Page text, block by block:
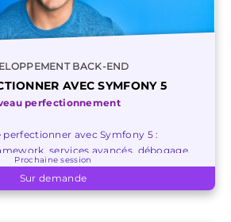
BACK-END
AVEC SYMFONY 5
perfectionnement
avec Symfony 5 :
services avancés, débogage,
et sécurité.
Prochaine session
Sur demande